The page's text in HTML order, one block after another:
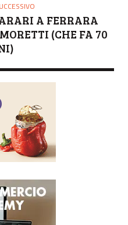
A FERRARA
(CHE FA 70